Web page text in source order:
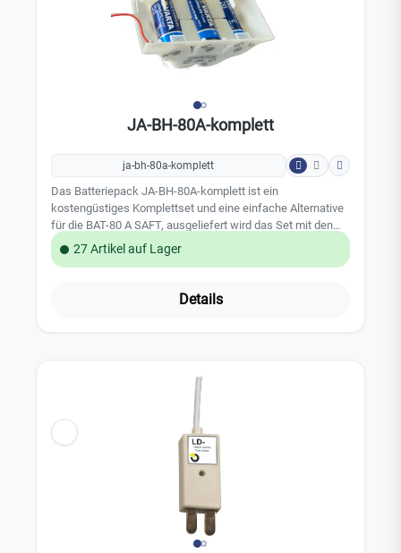
EN 50131-1, EN 50131-2-6, EN 50131-5-3 ESTI EN 300220,
EN50130-4, EN 55022, EN60950-1
JA-BH-80A-komplett
ja-bh-80a-komplett
Das Batteriepack JA-BH-80A-komplett ist ein
kostengüstiges Komplettset und eine einfache Alternative
für die BAT-80 A SAFT, ausgeliefert wird das Set mit den
passenden 5 Stück Alkaline Batterien TYP-C LR14 1,5V Da
vermehrt NO- Name Batterien in die JA-80A eingesetzt
ausstrahlen bieten wir dieses Set für unsere Partner zu
Außensierene JA-80A (inkl. Batterien) Zur Montage:
Passform ist genau für die JA-80A konzeptioniert. Kann
ohne große Mühen einfach eingesetzt werden. Die
Stromversorgung kann einfach angesteckt werden. (gleich
Stecker Aufnahme) JA-80A läuft wieder einwandfrei.
27 Artikel auf Lager
Details